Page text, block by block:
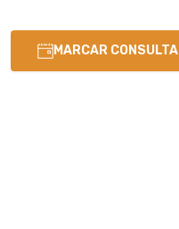
MARCAR CONSULTA